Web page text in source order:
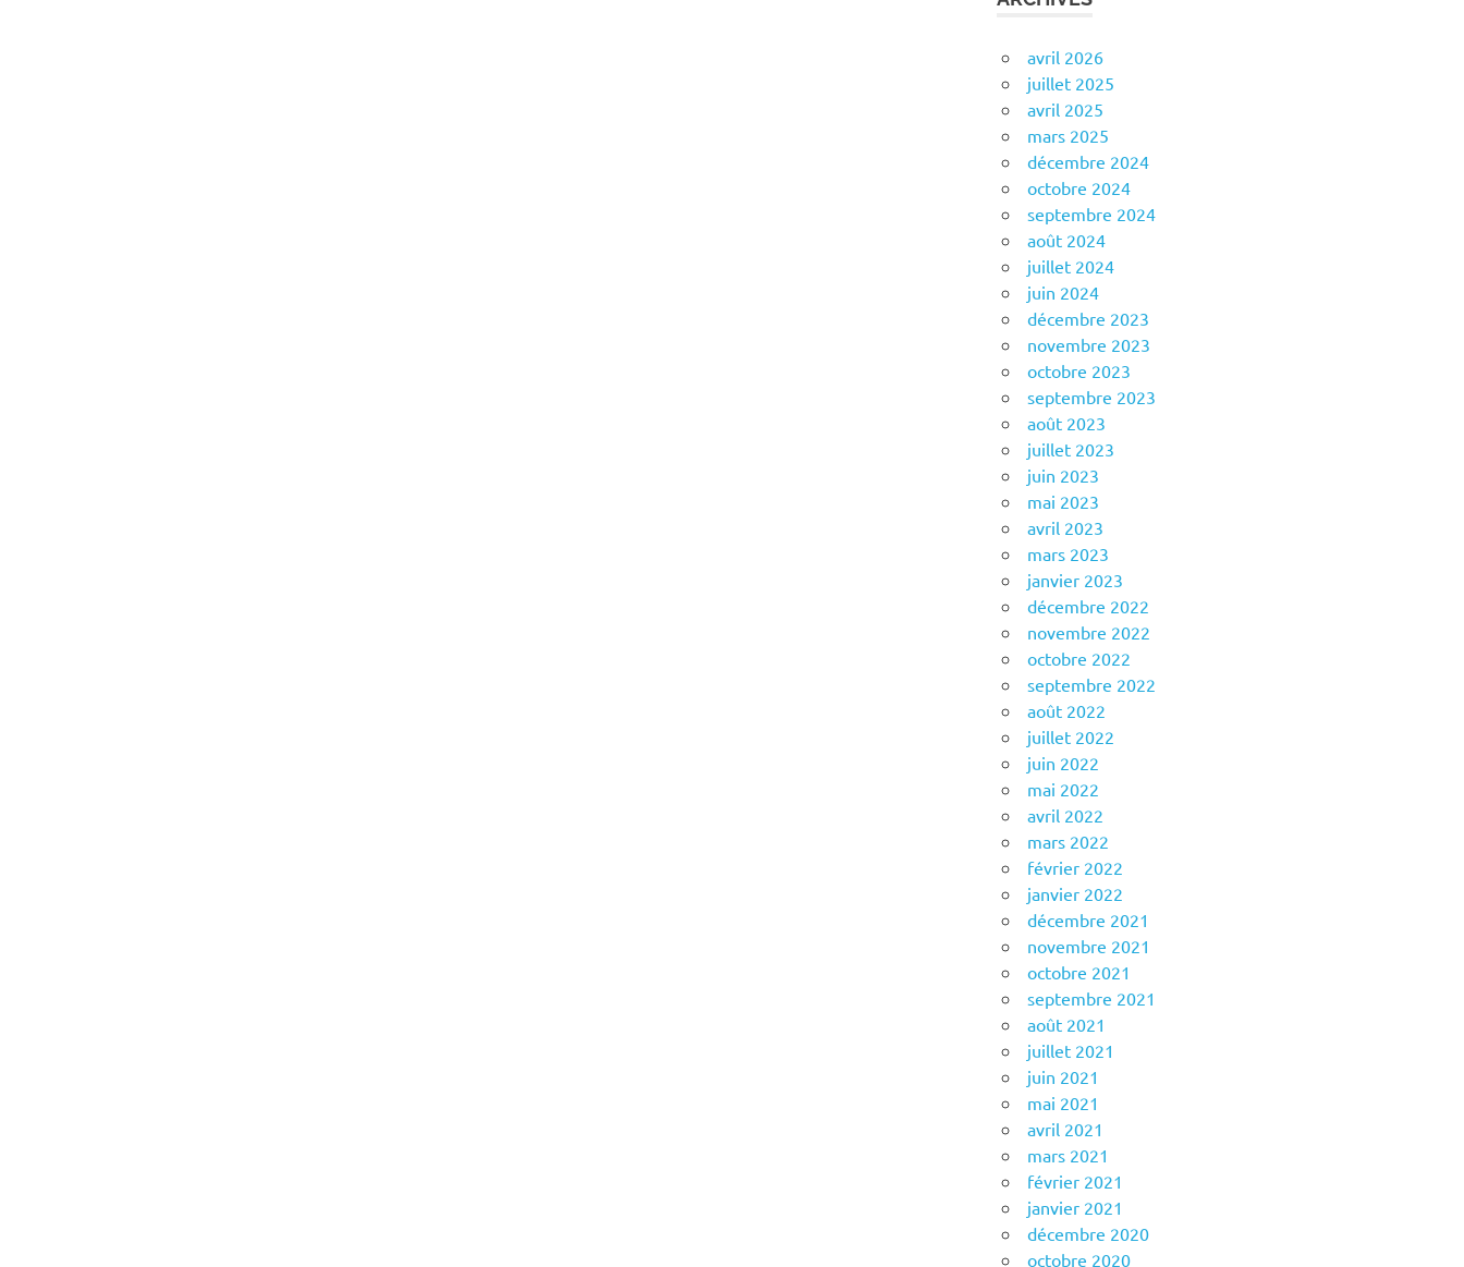
avril 2026
juillet 2025
avril 2025
mars 2025
décembre 2024
octobre 2024
septembre 2024
août 2024
juillet 2024
juin 2024
décembre 2023
novembre 2023
octobre 2023
septembre 2023
août 2023
juillet 2023
juin 2023
mai 2023
avril 2023
mars 2023
janvier 2023
décembre 2022
novembre 2022
octobre 2022
septembre 2022
août 2022
juillet 2022
juin 2022
mai 2022
avril 2022
mars 2022
février 2022
janvier 2022
décembre 2021
novembre 2021
octobre 2021
septembre 2021
août 2021
juillet 2021
juin 2021
mai 2021
avril 2021
mars 2021
février 2021
janvier 2021
décembre 2020
octobre 2020